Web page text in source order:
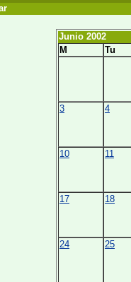
Junio 2002
M
Tu
3 4
10 11
17 18
24 25